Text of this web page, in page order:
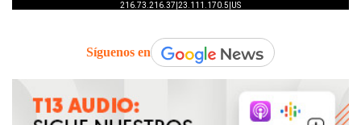
Síguenos en